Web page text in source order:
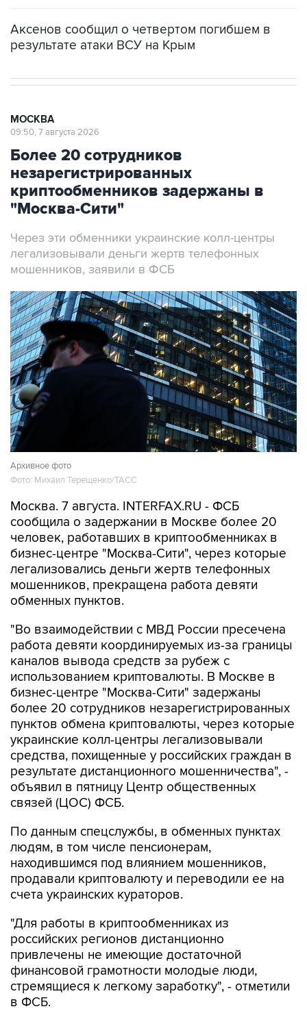
Аксенов сообщил о четвертом погибшем в
результате атаки ВСУ на Крым
МОСКВА
09:50, 7 августа 2026
Более 20 сотрудников
незарегистрированных
криптообменников задержаны в
"Москва-Сити"
Через эти обменники украинские колл-центры
легализовывали деньги жертв телефонных
мошенников, заявили в ФСБ
Архивное фото
Фото: Михаил Терещенко/ТАСС
Москва. 7 августа. INTERFAX.RU - ФСБ
сообщила о задержании в Москве более 20
человек, работавших в криптообменниках в
бизнес-центре "Москва-Сити", через которые
легализовались деньги жертв телефонных
мошенников, прекращена работа девяти
обменных пунктов.
"Во взаимодействии с МВД России пресечена
работа девяти координируемых из-за границы
каналов вывода средств за рубеж с
использованием криптовалюты. В Москве в
бизнес-центре "Москва-Сити" задержаны
более 20 сотрудников незарегистрированных
пунктов обмена криптовалюты, через которые
украинские колл-центры легализовывали
средства, похищенные у российских граждан в
результате дистанционного мошенничества", -
объявил в пятницу Центр общественных
связей (ЦОС) ФСБ.
По данным спецслужбы, в обменных пунктах
людям, в том числе пенсионерам,
находившимся под влиянием мошенников,
продавали криптовалюту и переводили ее на
счета украинских кураторов.
"Для работы в криптообменниках из
российских регионов дистанционно
привлечены не имеющие достаточной
финансовой грамотности молодые люди,
стремящиеся к легкому заработку", - отметили
в ФСБ.